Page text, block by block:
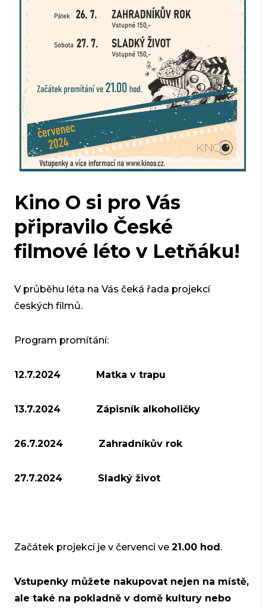
Kino O si pro Vás
připravilo České
filmové léto v Letňáku!
V průběhu léta na Vás čeká řada projekcí
českých filmů.
Program promítání:
12.7.2024 Matka v trapu
13.7.2024 Zápisník alkoholičky
26.7.2024 Zahradníkův rok
27.7.2024 Sladký život
Začátek projekcí je v červenci ve 21.00 hod.
Vstupenky můžete nakupovat nejen na místě,
ale také na pokladně v domě kultury nebo